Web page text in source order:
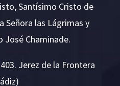
Santísimo Cristo de
Señora las Lágrimas y
José Chaminade.
Jerez de la Frontera